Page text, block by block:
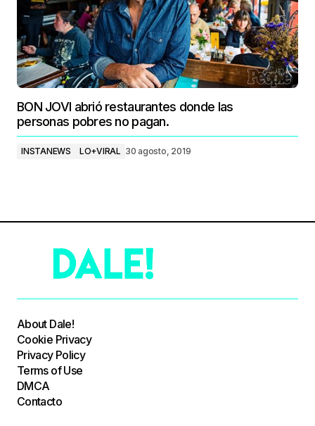
BON JOVI abrió restaurantes donde las
personas pobres no pagan.
INSTANEWS LO+VIRAL 30 agosto, 2019
About Dale!
Cookie Privacy
Privacy Policy
Terms of Use
DMCA
Contacto